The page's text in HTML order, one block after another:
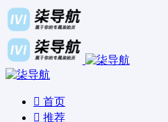
首页
推荐